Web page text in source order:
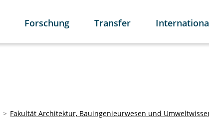
Forschung Transfer
Fakultät Architektur, Bauingenieurwesen und